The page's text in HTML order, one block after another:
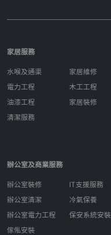
家居服務
水喉及通渠
電力工程
油漆工程
清潔服務
家居維修
木工工程
家居裝修
辦公室及商業服務
辦公室裝修
辦公室清潔
辦公室電力工程
傢俬安裝
IT支援服務
冷氣保養
保安系統安裝